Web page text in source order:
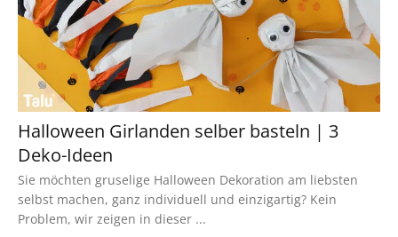
Halloween Girlanden selber basteln | 3
Deko-Ideen
Sie möchten gruselige Halloween Dekoration am liebsten
selbst machen, ganz individuell und einzigartig? Kein
Problem, wir zeigen in dieser ...